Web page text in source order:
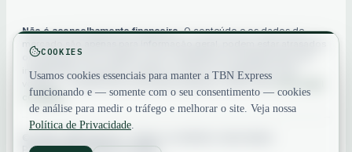
Não é aconselhamento financeiro.O conteúdo e os dados de
mercado são apenas para informação geral, podem estar atrasados
ou baseados em modelos e não constituem aconselhamento de
investimento, financeiro, jurídico ou fiscal. Os criptoativos são
voláteis — sempre faça sua própria pesquisa. Veja nosso
completo.
Privacidade·Termos Contato
COOKIES
Usamos cookies essenciais para manter a TBN Express
funcionando e — somente com o seu consentimento — cookies
de análise para medir o tráfego e melhorar o site. Veja nossa
Política de Privacidade.